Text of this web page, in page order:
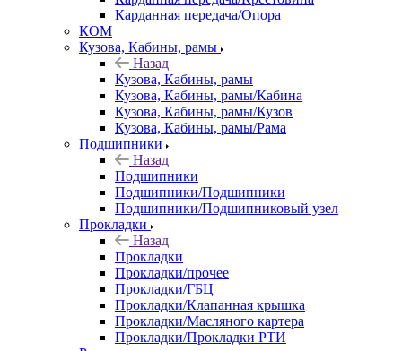
Карданная передача/Опора
КОМ
Кузова, Кабины, рамы
Назад
Кузова, Кабины, рамы
Кузова, Кабины, рамы/Кабина
Кузова, Кабины, рамы/Кузов
Кузова, Кабины, рамы/Рама
Подшипники
Назад
Подшипники
Подшипники/Подшипники
Подшипники/Подшипниковый узел
Прокладки
Назад
Прокладки
Прокладки/прочее
Прокладки/ГБЦ
Прокладки/Клапанная крышка
Прокладки/Масляного картера
Прокладки/Прокладки РТИ